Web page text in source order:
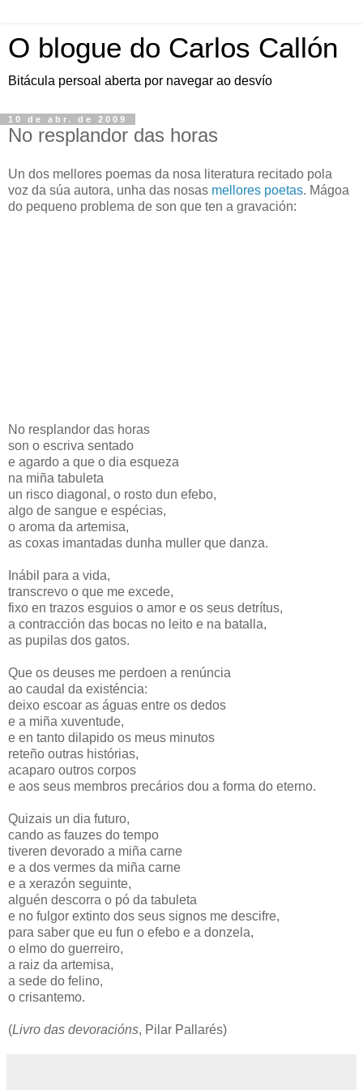
O blogue do Carlos Callón
Bitácula persoal aberta por navegar ao desvío
10 de abr. de 2009
No resplandor das horas
Un dos mellores poemas da nosa literatura recitado pola
voz da súa autora, unha das nosas mellores poetas. Mágoa
do pequeno problema de son que ten a gravación:
No resplandor das horas
son o escriva sentado
e agardo a que o dia esqueza
na miña tabuleta
un risco diagonal, o rosto dun efebo,
algo de sangue e espécias,
o aroma da artemisa,
as coxas imantadas dunha muller que danza.
Inábil para a vida,
transcrevo o que me excede,
fixo en trazos esguios o amor e os seus detrítus,
a contracción das bocas no leito e na batalla,
as pupilas dos gatos.
Que os deuses me perdoen a renúncia
ao caudal da existéncia:
deixo escoar as águas entre os dedos
e a miña xuventude,
e en tanto dilapido os meus minutos
reteño outras histórias,
acaparo outros corpos
e aos seus membros precários dou a forma do eterno.
Quizais un dia futuro,
cando as fauzes do tempo
tiveren devorado a miña carne
e a dos vermes da miña carne
e a xerazón seguinte,
alguén descorra o pó da tabuleta
e no fulgor extinto dos seus signos me descifre,
para saber que eu fun o efebo e a donzela,
o elmo do guerreiro,
a raiz da artemisa,
a sede do felino,
o crisantemo.
(Livro das devoracións, Pilar Pallarés)